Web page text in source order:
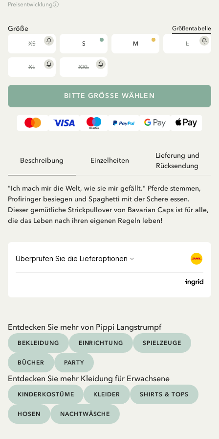
Preisentwicklung
Größe Größentabelle
XS S M L
XL XXL
BITTE GRÖSSE WÄHLEN
Beschreibung Einzelheiten
Lieferung und
Rücksendung
"Ich mach mir die Welt, wie sie mir gefällt." Pferde stemmen,
Profiringer besiegen und Spaghetti mit der Schere essen.
Dieser gemütliche Strickpullover von Bavarian Caps ist für alle,
die das Leben nach ihren eigenen Regeln leben!
Entdecken Sie mehr von Pippi Langstrumpf
BEKLEIDUNG EINRICHTUNG SPIELZEUGE
BÜCHER PARTY
Entdecken Sie mehr Kleidung für Erwachsene
KINDERKOSTÜME KLEIDER SHIRTS & TOPS
HOSEN NACHTWÄSCHE